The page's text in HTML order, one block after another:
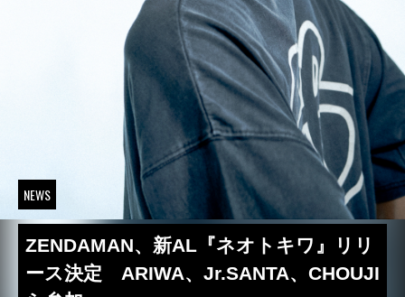
NEWS
ZENDAMAN、新AL『ネオトキワ』リリ
ース決定 ARIWA、Jr.SANTA、CHOUJI